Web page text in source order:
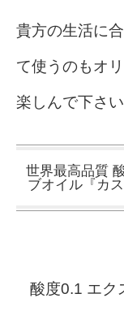
貴方の生活に
て使うのもオ
楽しんで下さい
世界最高品質
ブオイル『カ
酸度0.1 エク